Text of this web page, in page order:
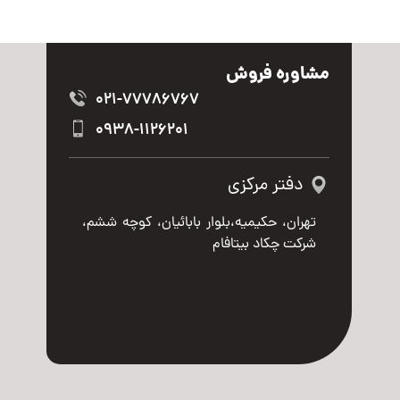
مشاوره فروش
021-77786767
0938-1126201
دفتر مرکزی
تهران، حکیمیه،بلوار بابائیان، کوچه ششم،
شرکت چکاد بیتافام